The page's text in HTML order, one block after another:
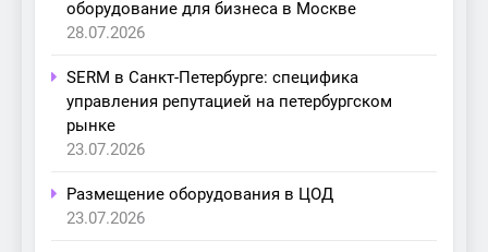
оборудование для бизнеса в Москве
28.07.2026
SERM в Санкт-Петербурге: специфика
управления репутацией на петербургском
рынке
23.07.2026
Размещение оборудования в ЦОД
23.07.2026